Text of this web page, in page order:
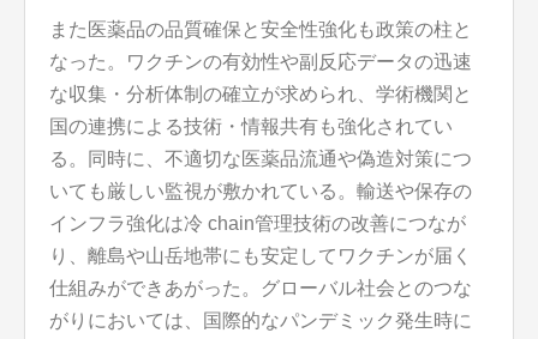
また医薬品の品質確保と安全性強化も政策の柱と
なった。ワクチンの有効性や副反応データの迅速
な収集・分析体制の確立が求められ、学術機関と
国の連携による技術・情報共有も強化されてい
る。同時に、不適切な医薬品流通や偽造対策につ
いても厳しい監視が敷かれている。輸送や保存の
インフラ強化は冷 chain管理技術の改善につなが
り、離島や山岳地帯にも安定してワクチンが届く
仕組みができあがった。グローバル社会とのつな
がりにおいては、国際的なパンデミック発生時に